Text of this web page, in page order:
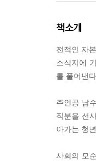
책소개
전적인 자
소식지에
를 풀어낸
주인공 남
직분을 선
아가는 청
사회의 모